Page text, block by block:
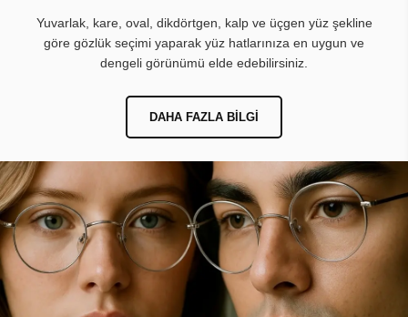
Yuvarlak, kare, oval, dikdörtgen, kalp ve üçgen yüz şekline
göre gözlük seçimi yaparak yüz hatlarınıza en uygun ve
dengeli görünümü elde edebilirsiniz.
DAHA FAZLA BILGI